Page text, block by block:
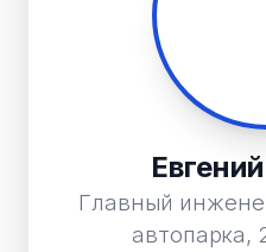
Главный
автопарка,